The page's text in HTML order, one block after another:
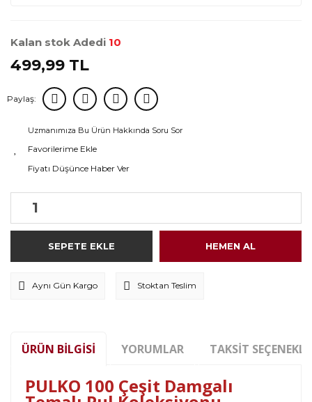
Kalan stok Adedi 10
499,99 TL
Paylaş:
Uzmanımıza Bu Ürün Hakkında Soru Sor
Fiyatı Düşünce Haber Ver
SEPETE EKLE HEMEN AL
Aynı Gün Kargo Stoktan Teslim
ÜRÜN BILGISI YORUMLAR TAKSIT
PULKO 100 Çeşit Damgalı